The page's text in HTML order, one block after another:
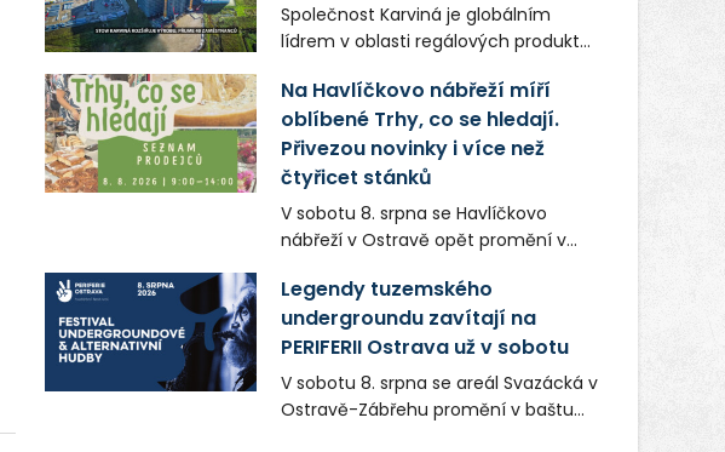
Společnost Karviná je globálním
lídrem v oblasti regálových produktů
zaměstnavatelem na Karvinsku a
firmou s obrovským potenciálem.
Na Havlíčkovo nábřeží míří
oblíbené Trhy, co se hledají.
Přivezou novinky i více než
čtyřicet stánků
V sobotu 8. srpna se Havlíčkovo
nábřeží v Ostravě opět promění v
lokálních výrobků. Trhy, co se hledají
tentokrát nabídnou více než čtyřicet
pečlivě vybraných stánků s kvalitní
gastronomií, farmářskými produkty,
designem i řemeslnou tvorbou.
Návštěvníci se mohou těšit nejen na
Legendy tuzemského
undergroundu zavítají na
PERIFERII Ostrava už v sobotu
V sobotu 8. srpna se areál Svazácká v
Ostravě-Zábřehu promění v baštu